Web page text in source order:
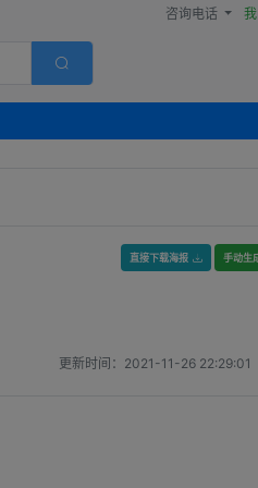
咨询电话
直接下载海报 手动生
更新时间： 2021-11-26 22:29:01